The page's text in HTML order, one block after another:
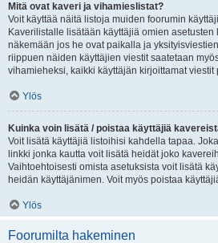
Mitä ovat kaveri ja vihamieslistat?
Voit käyttää näitä listoja muiden foorumin
Kaverilistalle lisätään käyttäjiä omien asetusten
näkemään jos he ovat paikalla ja
riippuen näiden käyttäjien viestit saatetaan
vihamieheksi, kaikki käyttäjän kirjoittamat
Ylös
Kuinka voin lisätä / poistaa käyttäjiä
Voit lisätä käyttäjiä listoihisi kahdella tapaa.
linkki jonka kautta voit lisätä heidät joko
Vaihtoehtoisesti omista asetuksista voit lisätä
heidän käyttäjänimen. Voit myös poistaa
Ylös
Foorumilta hakeminen